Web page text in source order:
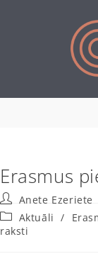
Erasmus
Post
author:
Anete Ezeriete
Post
category:
Aktuāli /
raksti